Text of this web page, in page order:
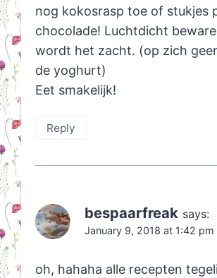
nog kokosrasp toe of stukjes
chocolade! Luchtdicht
wordt het zacht. (op zich
de yoghurt)
Eet smakelijk!
Reply
bespaarfreak says:
January 9, 2018 at 1:42 pm
oh, hahaha alle recepten